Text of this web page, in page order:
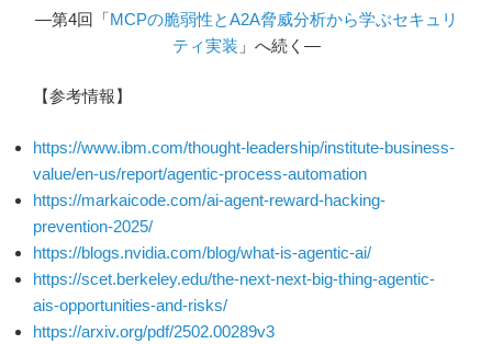
―第4回「MCPの脆弱性とA2A脅威分析から学ぶセキュリ
ティ実装 」へ続く―
【参考情報】
https://www.ibm.com/thought-leadership/institute-business-
value/en-us/report/agentic-process-automation
https://markaicode.com/ai-agent-reward-hacking-
prevention-2025/
https://blogs.nvidia.com/blog/what-is-agentic-ai/
https://scet.berkeley.edu/the-next-next-big-thing-agentic-
ais-opportunities-and-risks/
https://arxiv.org/pdf/2502.00289v3